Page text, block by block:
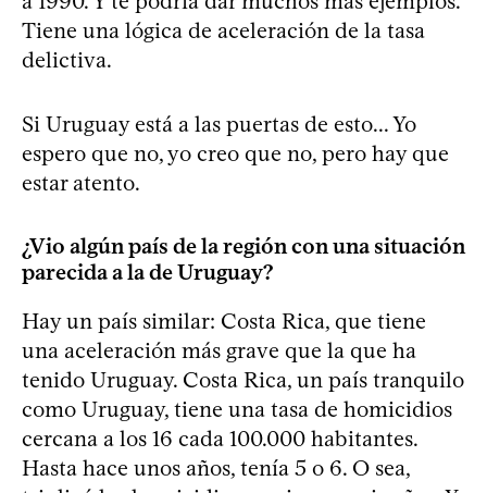
Tiene una lógica de aceleración de la tasa
delictiva.
Si Uruguay está a las puertas de esto... Yo
espero que no, yo creo que no, pero hay que
estar atento.
¿Vio algún país de la región con una situación
parecida a la de Uruguay?
Hay un país similar: Costa Rica, que tiene
una aceleración más grave que la que ha
tenido Uruguay. Costa Rica, un país tranquilo
como Uruguay, tiene una tasa de homicidios
cercana a los 16 cada 100.000 habitantes.
Hasta hace unos años, tenía 5 o 6. O sea,